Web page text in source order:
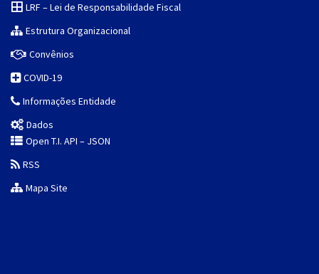
LRF – Lei de Responsabilidade Fiscal
Estrutura Organizacional
Convênios
COVID-19
Informações Entidade
Dados
Open T.I. API – JSON
RSS
Mapa Site